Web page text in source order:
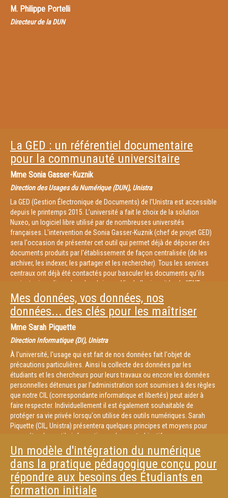
M. Philippe Portelli
Directeur de la DUN
La GED : un référentiel documentaire
pour la communauté universitaire
Mme Sonia Gasser-Kuznik
Direction des Usages du Numérique (DUN), Unistra
La GED (Gestion Électronique de Documents) de l'Unistra est accessible
depuis le printemps 2015. L’université a fait le choix de la solution
Nuxeo, un logiciel libre utilisé par de nombreuses universités
françaises. L'intervention de Sonia Gasser-Kuznik (chef de projet GED)
sera l'occasion de présenter cet outil qui permet déjà de déposer des
documents produits par l'établissement de façon centralisée (de les
archiver, les indexer, les partager et les rechercher). Tous les services
centraux ont déjà été contactés pour basculer les documents qu’ils
avaient mis en ligne dans la rubrique « Vie de l’université » de l’ENT.
Mes données, vos données, nos
données... des clés pour les maîtriser
Mme Sarah Piquette
Direction Informatique (DI), Unistra
À l'université, l'usage qui est fait de nos données fait l'objet de
précautions particulières. Ainsi la collecte des données par les
étudiants et les chercheurs pour leurs travaux ou encore les données
personnelles détenues par l'administration sont soumises à des règles
que notre CIL (correspondante informatique et libertés) peut aider à
faire respecter. Individuellement il est également souhaitable de
protéger sa vie privée lorsqu'on utilise des outils numériques. Sarah
Piquette (CIL, Unistra) présentera quelques principes et moyens pour
paramétrer les outils informatiques dans cet objectif.
Un modèle d'intégration du numérique
dans la pratique pédagogique conçu pour
répondre aux besoins des Étudiants en
formation initiale